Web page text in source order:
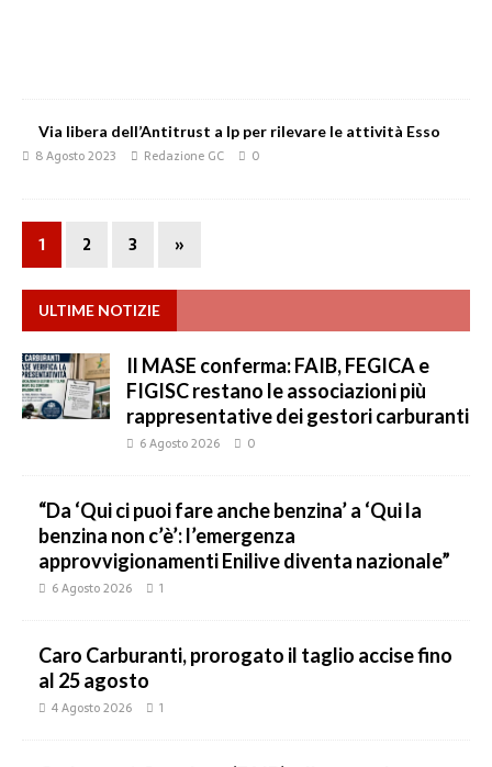
Via libera dell’Antitrust a Ip per rilevare le attività Esso
8 Agosto 2023 Redazione GC 0
1 2 3 »
ULTIME NOTIZIE
Il MASE conferma: FAIB, FEGICA e
FIGISC restano le associazioni più
rappresentative dei gestori carburanti
6 Agosto 2026 0
“Da ‘Qui ci puoi fare anche benzina’ a ‘Qui la
benzina non c’è’: l’emergenza
approvvigionamenti Enilive diventa nazionale”
6 Agosto 2026 1
Caro Carburanti, prorogato il taglio accise fino
al 25 agosto
4 Agosto 2026 1